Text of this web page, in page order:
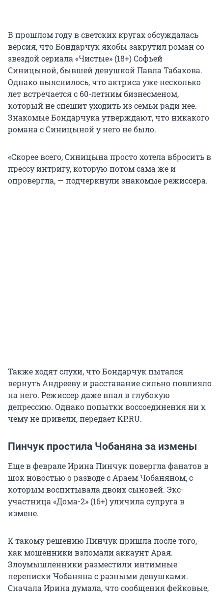
В прошлом году в светских кругах обсуждалась
версия, что Бондарчук якобы закрутил роман со
звездой сериала «Чистые» (18+) Софьей
Синицыной, бывшей девушкой Павла Табакова.
Однако выяснилось, что актриса уже несколько
лет встречается с 60-летним бизнесменом,
который не спешит уходить из семьи ради нее.
Знакомые Бондарчука утверждают, что никакого
романа с Синицыной у него не было.
«Скорее всего, Синицына просто хотела вбросить в
прессу интригу, которую потом сама же и
опровергла, — подчеркнули знакомые режиссера.
Также ходят слухи, что Бондарчук пытался
вернуть Андрееву и расставание сильно повлияло
на него. Режиссер даже впал в глубокую
депрессию. Однако попытки воссоединения ни к
чему не привели, передает KP.RU.
Пинчук простила Чобаняна за измены
Еще в феврале Ирина Пинчук повергла фанатов в
шок новостью о разводе с Араем Чобаняном, с
которым воспитывала двоих сыновей. Экс-
участница «Дома-2» (16+) уличила супруга в
измене.
К такому решению Пинчук пришла после того,
как мошенники взломали аккаунт Арая.
Злоумышленники разместили интимные
переписки Чобаняна с разными девушками.
Сначала Ирина думала, что сообщения фейковые,